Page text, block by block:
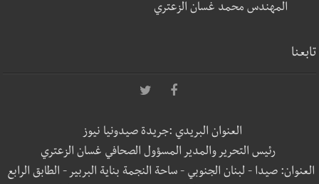
المهندس محمد غسان الزعتري
تابعنا
العنوان البريدي :جريدة صيدونيا نيوز
رئيس التحرير والمدير المسؤول الصحافي غسان الزعتري
العنوان: صيدا - لبنان الجنوبي - ساحة النجمة بناية البربير - الطابق الرابع